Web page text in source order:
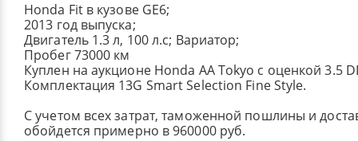
Honda Fit в кузове GE6;
2013 год выпуска;
Двигатель 1.3 л, 100 л.с; Вариатор;
Пробег 73000 км
Куплен на аукционе Honda AA Tokyo с оценкой 3.5
Комплектация 13G Smart Selection Fine Style.
С учетом всех затрат, таможенной пошлины и
обойдется примерно в 960000 руб.